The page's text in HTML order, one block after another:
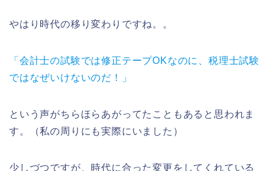
やはり時代の移り変わりですね。。
「会計士の試験では修正テープOKなのに、税理士試験
ではなぜいけないのだ！」
という声がちらほらあがってたこともあると思われま
す。（私の周りにも実際にいました）
少しづつですが、時代に合った変更をしてくれている